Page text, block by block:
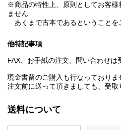
※商品の特性上、原則としてお客様
ません
あくまで古本であるということを
他特記事項
FAX、お手紙の注文、問い合わせは
現金書留のご購入も行なっておりま
注文前に送って頂きましても、受取
送料について